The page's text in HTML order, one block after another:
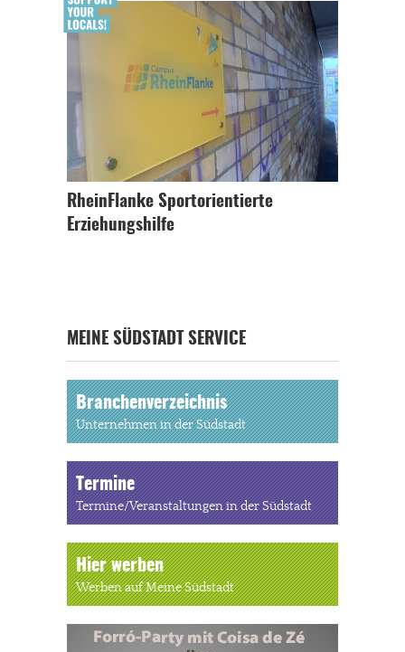
RheinFlanke Sportorientierte
Erziehungshilfe
MEINE SÜDSTADT SERVICE
Branchenverzeichnis
Unternehmen in der Südstadt
Termine
Termine/Veranstaltungen in der Südstadt
Hier werben
Werben auf Meine Südstadt